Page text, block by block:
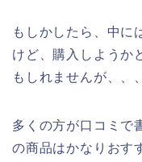
もしかしたら、中に
けど、購入しようか
もしれませんが、、、
多くの方が口コミで
の商品はかなりおす